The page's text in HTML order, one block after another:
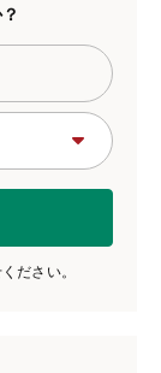
ださい。